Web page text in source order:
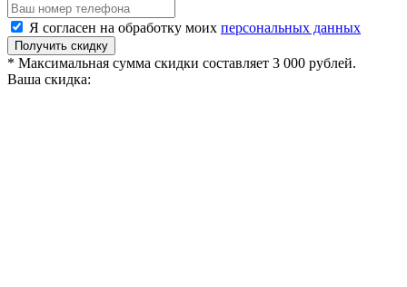
Я согласен на обработку моих персональных данных
Получить скидку
* Максимальная сумма скидки составляет 3 000 рублей.
Ваша скидка: